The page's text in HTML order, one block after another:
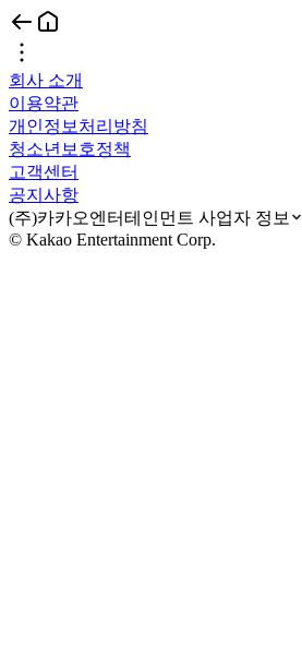
회사 소개
이용약관
개인정보처리방침
청소년보호정책
고객센터
공지사항
(주)카카오엔터테인먼트 사업자 정보
© Kakao Entertainment Corp.